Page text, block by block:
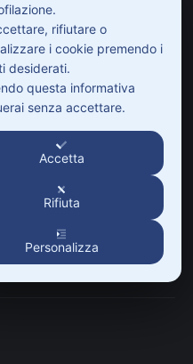
rifiutare o
i cookie premendo i
desiderati.
questa informativa
senza accettare.
Accetta
Rifiuta
Personalizza